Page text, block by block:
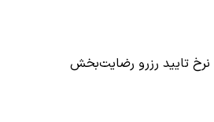
تایید رزرو رضایت‌بخش